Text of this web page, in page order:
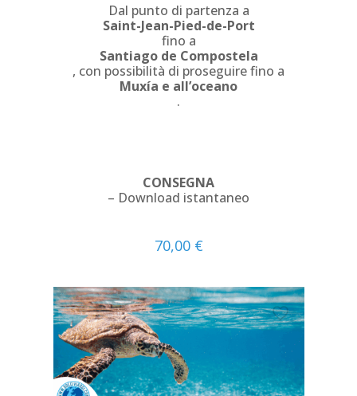
Dal punto di partenza a
Saint-Jean-Pied-de-Port
fino a
Santiago de Compostela
, con possibilità di proseguire fino a
Muxía e all’oceano
.
CONSEGNA
– Download istantaneo
70,00 €